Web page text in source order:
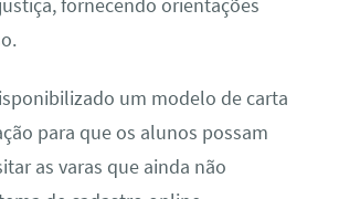
fornecendo orientações
um modelo de carta
para que os alunos possam
as varas que ainda não